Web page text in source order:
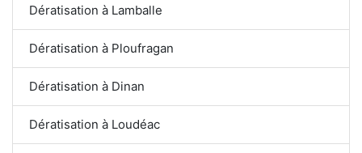
Dératisation à Lamballe
Dératisation à Ploufragan
Dératisation à Dinan
Dératisation à Loudéac